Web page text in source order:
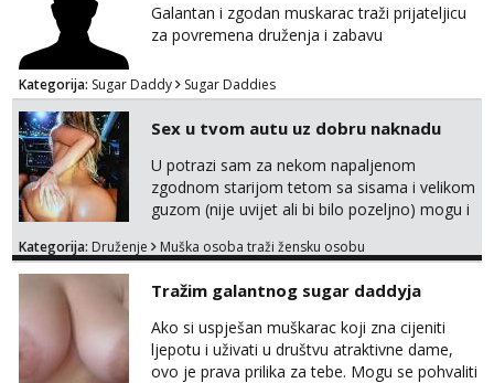
Galantan i zgodan muskarac traži prijateljicu
za povremena druženja i zabavu
Kategorija: Sugar Daddy Sugar Daddies
Sex u tvom autu uz dobru naknadu
U potrazi sam za nekom napaljenom
zgodnom starijom tetom sa sisama i velikom
guzom (nije uvijet ali bi bilo pozeljno) mogu i
dobra zabava uz naknadu, trazim neku koja
negdje u mrak, prije seksa dobijes odmah na
ruke, molim samo ozbiljne da se javljaju one
koje se pale na seks po mracnim parkinzima,
sumarcima itd be...
Kategorija: Druženje Muška osoba traži žensku osobu
Tražim galantnog sugar daddyja
Ako si uspješan muškarac koji zna cijeniti
ljepotu i uživati u društvu atraktivne dame,
ovo je prava prilika za tebe. Mogu se pohvaliti